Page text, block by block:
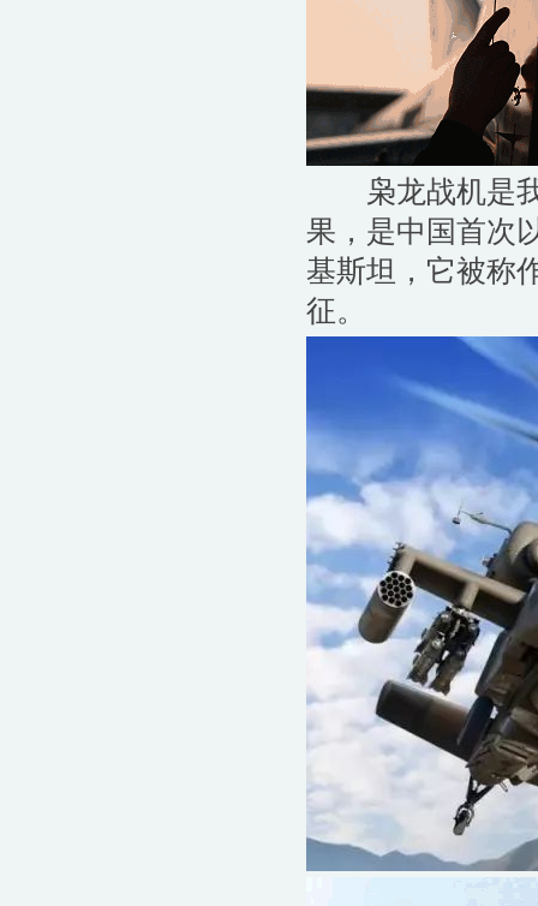
枭龙战机是我
果，是中国首次
基斯坦，它被称
征。